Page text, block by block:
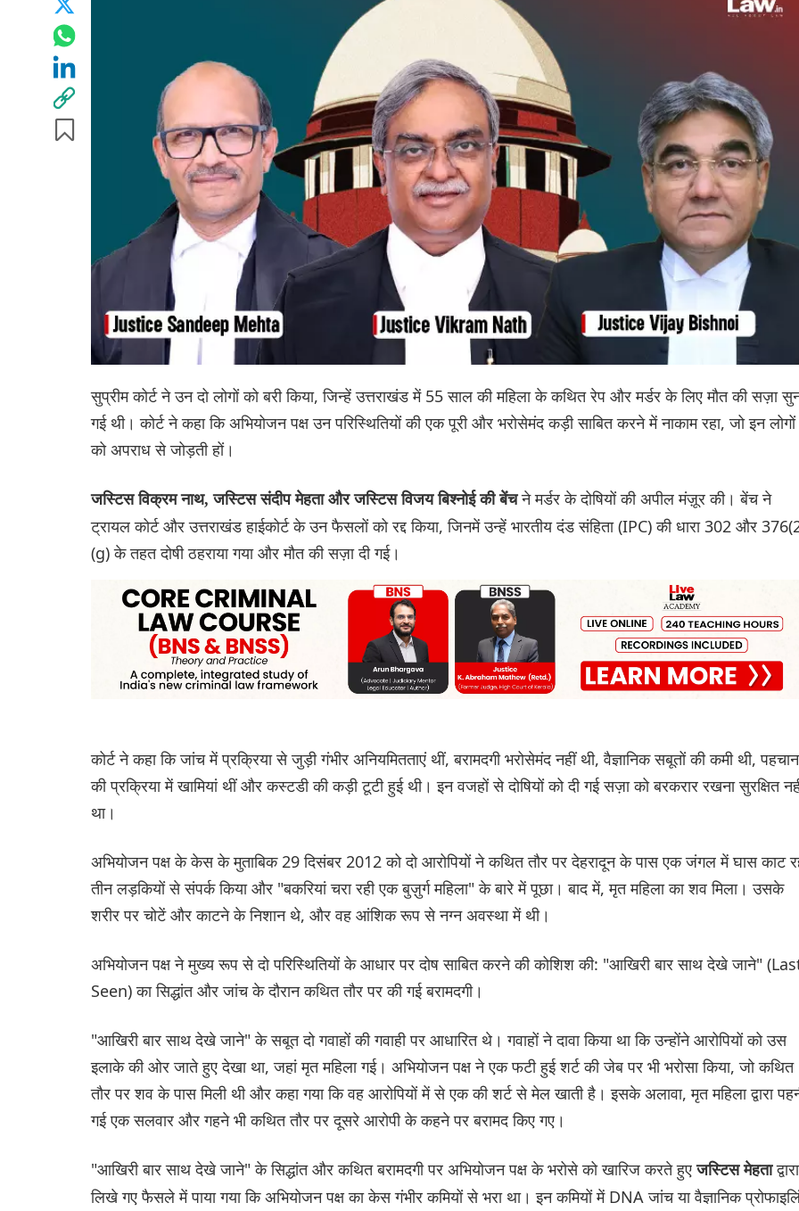
सुप्रीम कोर्ट ने उन दो लोगों को बरी किया, जिन्हें उत्तराखंड में 55 साल की महिला के कथित रेप और मर्डर के लिए मौत की सज़ा
गई थी। कोर्ट ने कहा कि अभियोजन पक्ष उन परिस्थितियों की एक पूरी और भरोसेमंद कड़ी साबित करने में नाकाम रहा, जो इन लोगों
को अपराध से जोड़ती हों।
जस्टिस विक्रम नाथ, जस्टिस संदीप मेहता और जस्टिस विजय बिश्नोई की बेंचने मर्डर के दोषियों की अपील मंज़ूर की। बेंच ने
ट्रायल कोर्ट और उत्तराखंड हाईकोर्ट के उन फैसलों को रद्द किया, जिनमें उन्हें भारतीय दंड संहिता (IPC) की धारा 302 और
(g) के तहत दोषी ठहराया गया और मौत की सज़ा दी गई।
कोर्ट ने कहा कि जांच में प्रक्रिया से जुड़ी गंभीर अनियमितताएं थीं, बरामदगी भरोसेमंद नहीं थी, वैज्ञानिक सबूतों की कमी थी, पहचान
की प्रक्रिया में खामियां थीं और कस्टडी की कड़ी टूटी हुई थी। इन वजहों से दोषियों को दी गई सज़ा को बरकरार रखना सुरक्षित
था।
अभियोजन पक्ष के केस के मुताबिक 29 दिसंबर 2012 को दो आरोपियों ने कथित तौर पर देहरादून के पास एक जंगल में घास काट
तीन लड़कियों से संपर्क किया और "बकरियां चरा रही एक बुज़ुर्ग महिला" के बारे में पूछा। बाद में, मृत महिला का शव मिला। उसके
शरीर पर चोटें और काटने के निशान थे, और वह आंशिक रूप से नग्न अवस्था में थी।
अभियोजन पक्ष ने मुख्य रूप से दो परिस्थितियों के आधार पर दोष साबित करने की कोशिश की: "आखिरी बार साथ देखे जाने"
Seen) का सिद्धांत और जांच के दौरान कथित तौर पर की गई बरामदगी।
"आखिरी बार साथ देखे जाने" के सबूत दो गवाहों की गवाही पर आधारित थे। गवाहों ने दावा किया था कि उन्होंने आरोपियों को उस
इलाके की ओर जाते हुए देखा था, जहां मृत महिला गई। अभियोजन पक्ष ने एक फटी हुई शर्ट की जेब पर भी भरोसा किया, जो कथित
तौर पर शव के पास मिली थी और कहा गया कि वह आरोपियों में से एक की शर्ट से मेल खाती है। इसके अलावा, मृत महिला द्वारा
गई एक सलवार और गहने भी कथित तौर पर दूसरे आरोपी के कहने पर बरामद किए गए।
"आखिरी बार साथ देखे जाने" के सिद्धांत और कथित बरामदगी पर अभियोजन पक्ष के भरोसे को खारिज करते हुएजस्टिस मेहताद्वारा
लिखे गए फैसले में पाया गया कि अभियोजन पक्ष का केस गंभीर कमियों से भरा था। इन कमियों में DNA जांच या वैज्ञानिक